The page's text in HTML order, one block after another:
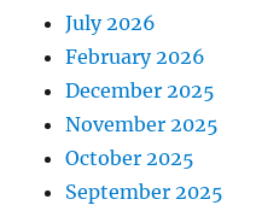
July 2026
February 2026
December 2025
November 2025
October 2025
September 2025